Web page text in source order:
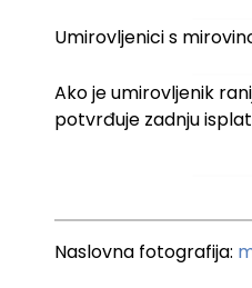
Umirovljenici s
Ako je umirovljenik
potvrđuje zadnju
Naslovna fotografija: